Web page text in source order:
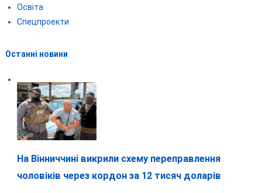
Освіта
Спецпроекти
Останні новини
На Вінниччині викрили схему переправлення
чоловіків через кордон за 12 тисяч доларів